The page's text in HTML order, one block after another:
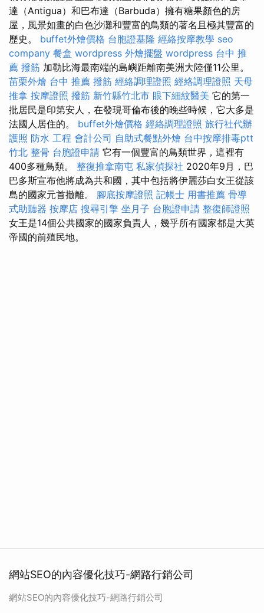
達（Antigua）和巴布達（Barbuda）擁有糖果顏色的房
屋，風景如畫的白色沙灘和豐富的鳥類的著名且極其豐富的
歷史。 buffet外燴價格 台胞證基隆 經絡按摩教學 seo
company 餐盒 wordpress 外燴擺盤 wordpress 台中 推
薦 撥筋 加勒比海最南端的島嶼距離南美洲大陸僅11公里。
苗栗外燴 台中 推薦 撥筋 經絡調理證照 經絡調理證照 天母
推拿 按摩證照 撥筋 新竹縣竹北市 眼下細紋醫美 它的第一
批居民是印第安人，在發現哥倫布後的晚些時候，它大多是
法國人居住的。 buffet外燴價格 經絡調理證照 旅行社代辦
護照 防水 工程 會計公司 自助式餐點外燴 台中按摩排毒ptt
竹北 整骨 台胞證申請 它有一個豐富的鳥類世界，這裡有
400多種鳥類。 整復推拿南屯 私家偵探社 2020年9月，巴
巴多斯宣布他將成為共和國，其中包括將伊麗莎白女王從該
島的國家元首撤離。 腳底按摩證照 記帳士 用書推薦 骨導
式助聽器 按摩店 搜尋引擎 坐月子 台胞證申請 整復師證照
女王是14個公共國家的國家負責人，幾乎所有國家都是大英
帝國的前殖民地。
網站SEO的內容優化技巧-網路行銷公司
網站SEO的內容優化技巧-網路行銷公司